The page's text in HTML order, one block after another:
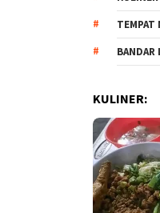
TEMPAT
BANDAR
KULINER: